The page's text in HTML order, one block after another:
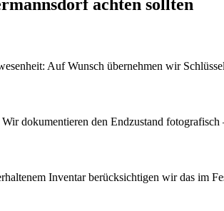
achten sollten
Auf Wunsch übernehmen wir
dokumentieren den Endzustand
Inventar berücksichtigen wir das im